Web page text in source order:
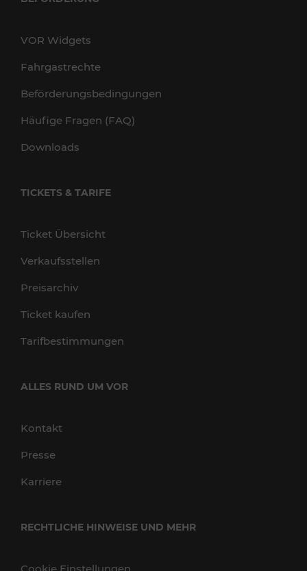
VOR Widgets
Fahrgastrechte
Beförderungsbedingungen
Häufige Fragen (FAQ)
Downloads
TICKETS & TARIFE
Ticket Übersicht
Verkaufsstellen
Preisarchiv
Ticket kaufen
Tarifbestimmungen
ALLES RUND UM VOR
Kontakt
Presse
Karriere
RECHTLICHE HINWEISE UND MEHR